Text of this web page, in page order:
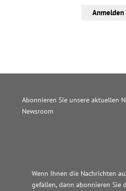
Anmelden
Abonnieren Sie unsere aktuellen
Newsroom
Wenn Ihnen die Nachrichten
gefallen, dann abonnieren Sie